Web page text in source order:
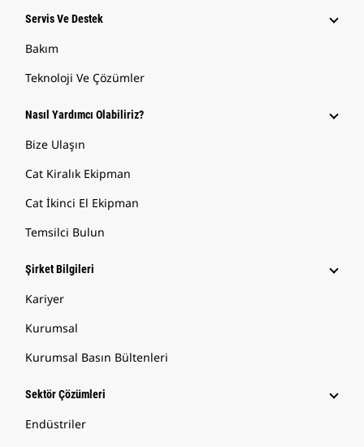
Servis Ve Destek
Bakım
Teknoloji Ve Çözümler
Nasıl Yardımcı Olabiliriz?
Bize Ulaşın
Cat Kiralık Ekipman
Cat İkinci El Ekipman
Temsilci Bulun
Şirket Bilgileri
Kariyer
Kurumsal
Kurumsal Basın Bültenleri
Sektör Çözümleri
Endüstriler